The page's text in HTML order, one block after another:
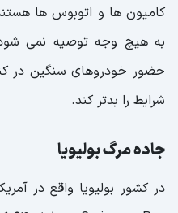
کامیون ها و اتوبوس ها
به هیچ وجه توصیه نمی شود
حضور خودروهای سنگین در
شرایط را بدتر کند.
جاده مرگ بولیویا